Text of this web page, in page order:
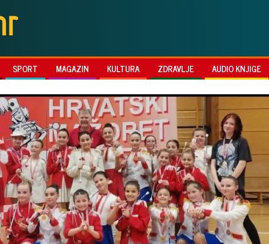
SPORT MAGAZIN KULTURA ZDRAVLJE AUDIO KNJIGE